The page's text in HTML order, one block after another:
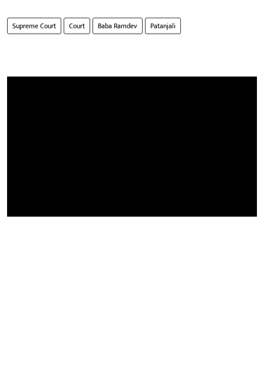
Supreme Court Court Baba Ramdev Patanjali